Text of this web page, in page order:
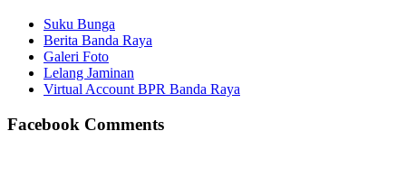
Suku Bunga
Berita Banda Raya
Galeri Foto
Lelang Jaminan
Virtual Account BPR Banda Raya
Facebook Comments